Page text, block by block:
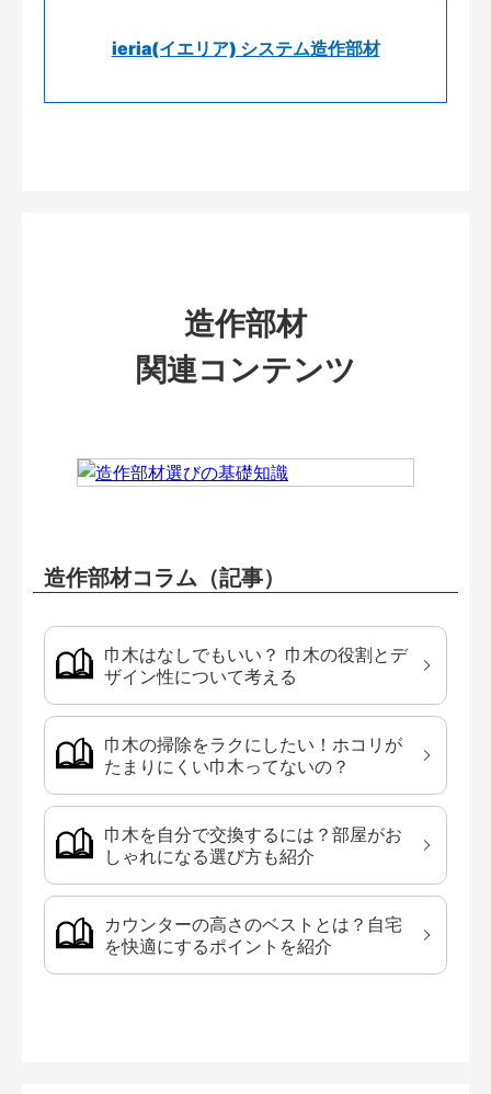
ieria(イエリア) システム造作部材
造作部材
関連コンテンツ
造作部材コラム（記事）
巾木はなしでもいい？ 巾木の役割とデ
ザイン性について考える
巾木の掃除をラクにしたい！ホコリが
たまりにくい巾木ってないの？
巾木を自分で交換するには？部屋がお
しゃれになる選び方も紹介
カウンターの高さのベストとは？自宅
を快適にするポイントを紹介